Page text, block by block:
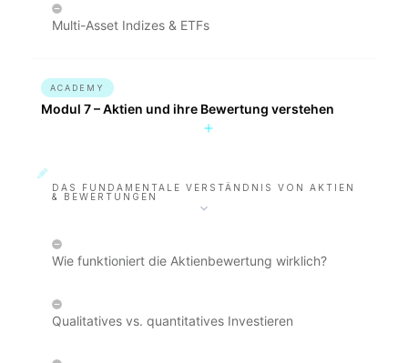
Multi-Asset Indizes & ETFs
ACADEMY
Modul 7 – Aktien und ihre Bewertung verstehen
DAS FUNDAMENTALE VERSTÄNDNIS VON AKTIEN
& BEWERTUNGEN
Wie funktioniert die Aktienbewertung wirklich?
Qualitatives vs. quantitatives Investieren